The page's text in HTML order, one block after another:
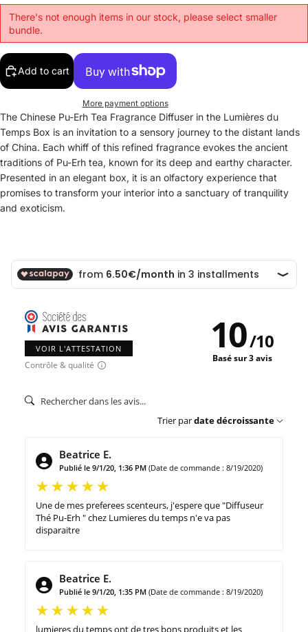
There's not enough items in our stock, please select smaller
bundle.
Add to cart
More payment options
The Chinese Pu-Erh Tea Fragrance Diffuser in the Lumières du
Temps Box is an invitation to a sensory journey to the distant lands
of China. Each whiff of this refined fragrance evokes the ancient
traditions of Pu-Erh tea, known for its deep and earthy character.
Presented in an elegant box, it is an olfactory experience that
promises to transform your interior into a sanctuary of tranquility
and exoticism.
VOIR L'ATTESTATION
Contrôle & qualité
10/10
Basé sur 3 avis
Trier pardate décroissante
Beatrice E.
Publié le 9/1/20, 1:36 PM (Date de commande : 8/19/2020)
Une de mes preferees scenteurs, j'espere que "Diffuseur
Thé Pu-Erh " chez Lumieres du temps n'e va pas
disparaitre
Beatrice E.
Publié le 9/1/20, 1:35 PM (Date de commande : 8/19/2020)
lumieres du temps ont de tres bons produits et les